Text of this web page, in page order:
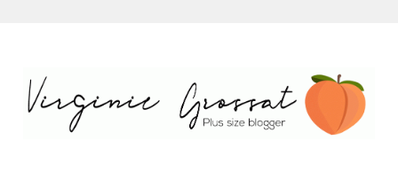
contenu